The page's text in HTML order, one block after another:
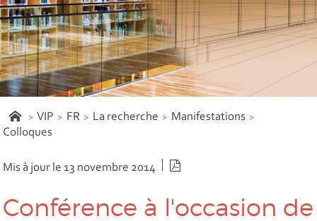
VIP FR La recherche
Manifestations
Colloques
Mis à jour le 13 novembre 2014
Conférence à l'occasion de